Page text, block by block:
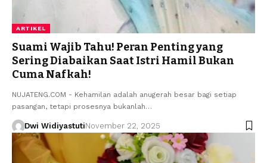
ARTIKEL
Suami Wajib Tahu! Peran Penting yang
Sering Diabaikan Saat Istri Hamil Bukan
Cuma Nafkah!
NUJATENG.COM - Kehamilan adalah anugerah besar bagi setiap
pasangan, tetapi prosesnya bukanlah…
Dwi WidiyastutiNovember 22, 2025